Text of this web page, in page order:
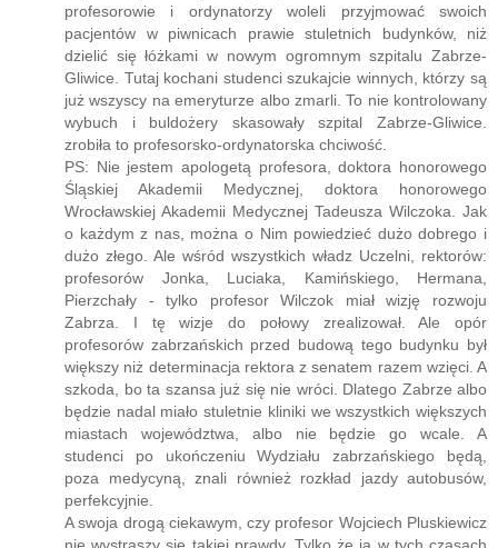
profesorowie i ordynatorzy woleli przyjmować swoich
pacjentów w piwnicach prawie stuletnich budynków, niż
dzielić się łóżkami w nowym ogromnym szpitalu Zabrze-
Gliwice. Tutaj kochani studenci szukajcie winnych, którzy są
już wszyscy na emeryturze albo zmarli. To nie kontrolowany
wybuch i buldożery skasowały szpital Zabrze-Gliwice.
zrobiła to profesorsko-ordynatorska chciwość.
PS: Nie jestem apologetą profesora, doktora honorowego
Śląskiej Akademii Medycznej, doktora honorowego
Wrocławskiej Akademii Medycznej Tadeusza Wilczoka. Jak
o każdym z nas, można o Nim powiedzieć dużo dobrego i
dużo złego. Ale wśród wszystkich władz Uczelni, rektorów:
profesorów Jonka, Luciaka, Kamińskiego, Hermana,
Pierzchały - tylko profesor Wilczok miał wizję rozwoju
Zabrza. I tę wizje do połowy zrealizował. Ale opór
profesorów zabrzańskich przed budową tego budynku był
większy niż determinacja rektora z senatem razem wzięci. A
szkoda, bo ta szansa już się nie wróci. Dlatego Zabrze albo
będzie nadal miało stuletnie kliniki we wszystkich większych
miastach województwa, albo nie będzie go wcale. A
studenci po ukończeniu Wydziału zabrzańskiego będą,
poza medycyną, znali również rozkład jazdy autobusów,
perfekcyjnie.
A swoja drogą ciekawym, czy profesor Wojciech Pluskiewicz